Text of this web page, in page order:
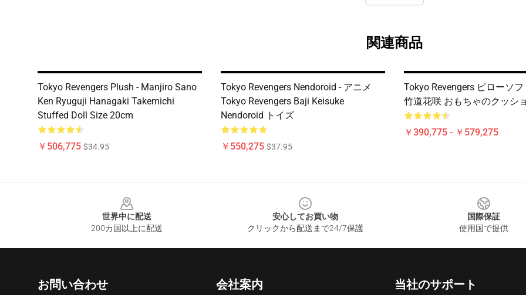
関連商品
Tokyo Revengers Plush - Manjiro Sano
Ken Ryuguji Hanagaki Takemichi
Stuffed Doll Size 20cm
￥506,775 $34.95
Tokyo Revengers Nendoroid - アニメ
Tokyo Revengers Baji Keisuke
Nendoroid トイズ
￥550,275 $37.95
Tokyo Revengers ピローソ
竹道花咲 おもちゃのクッシ
￥390,775 - ￥579,275
世界中に配送
200カ国以上に配送
安心してお買い物
クリックから配送まで24/7保護
国際保証
使用国で提供
お問い合わせ 会社案内 当社のサポート